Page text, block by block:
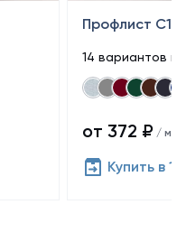
Профлист С10
14 вариантов
от 372 ₽ / м²
Купить в 1